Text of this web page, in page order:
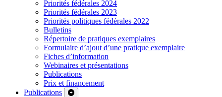
Priorités fédérales 2024
Priorités fédérales 2023
Priorités politiques fédérales 2022
Bulletins
Répertoire de pratiques exemplaires
Formulaire d’ajout d’une pratique exemplaire
Fiches d’information
Webinaires et présentations
Publications
Prix et financement
Publications